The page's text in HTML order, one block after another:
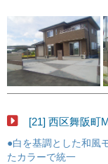
[21] 西区舞阪町
●白を基調とした和風
たカラーで統一